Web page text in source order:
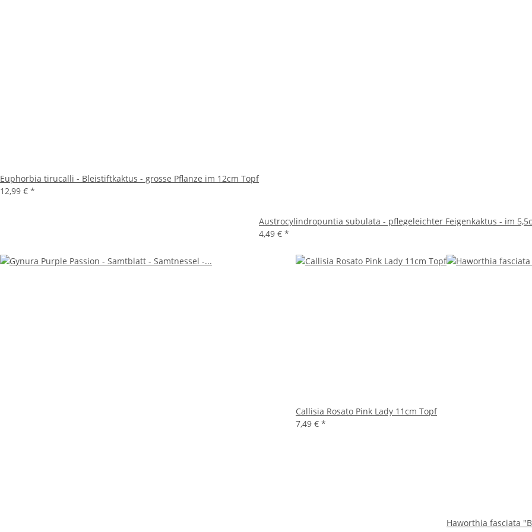
Euphorbia tirucalli - Bleistiftkaktus - grosse Pflanze im 12cm Topf
12,99 € *
Austrocylindropuntia subulata - pflegeleichter Feigenkaktus - im
4,49 € *
Callisia Rosato Pink Lady 11cm Topf
7,49 € *
Haworthia fasciata